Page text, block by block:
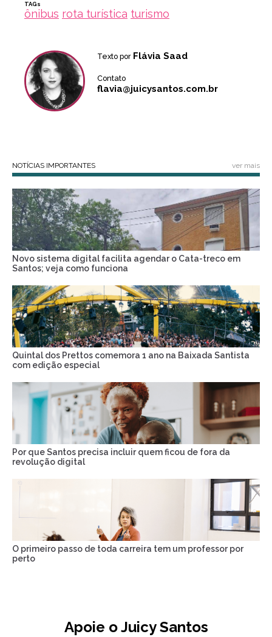
TAGs
ônibus rota turística turismo
Texto por Flávia Saad
Contato
flavia@juicysantos.com.br
NOTÍCIAS IMPORTANTES ver mais
Novo sistema digital facilita agendar o Cata-treco em
Santos; veja como funciona
Quintal dos Prettos comemora 1 ano na Baixada Santista
com edição especial
Por que Santos precisa incluir quem ficou de fora da
revolução digital
O primeiro passo de toda carreira tem um professor por
perto
Apoie o Juicy Santos